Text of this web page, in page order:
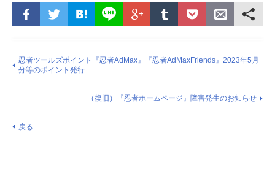
忍者ツールズポイント『忍者AdMax』『忍者AdMaxFriends』2023年5月
分等のポイント発行
（復旧）『忍者ホームページ』障害発生のお知らせ
戻る